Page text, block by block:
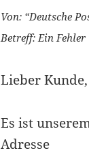
Von: “Deutsche
Betreff: Ein
Lieber Kunde,
Es ist
Adresse